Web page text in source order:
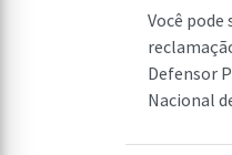
Você pode
Defensor
Nacional